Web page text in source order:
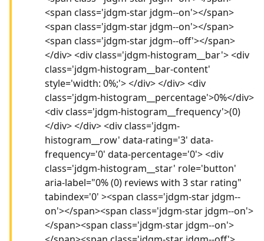
<span class='jdgm-star jdgm--on'></span>
<span class='jdgm-star jdgm--on'></span>
<span class='jdgm-star jdgm--off'></span>
</div> <div class='jdgm-histogram__bar'> <div
class='jdgm-histogram__bar-content'
style='width: 0%;'> </div> </div> <div
class='jdgm-histogram__percentage'>0%</div>
<div class='jdgm-histogram__frequency'>(0)
</div> </div> <div class='jdgm-
histogram__row' data-rating='3' data-
frequency='0' data-percentage='0'> <div
class='jdgm-histogram__star' role='button'
aria-label="0% (0) reviews with 3 star rating"
tabindex='0' ><span class='jdgm-star jdgm--
on'></span><span class='jdgm-star jdgm--on'>
</span><span class='jdgm-star jdgm--on'>